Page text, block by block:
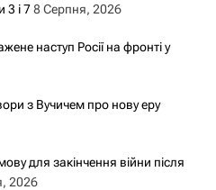
3 і 78 Серпня, 2026
наступ Росії на фронті у
з Вучичем про нову еру
для закінчення війни після
2026